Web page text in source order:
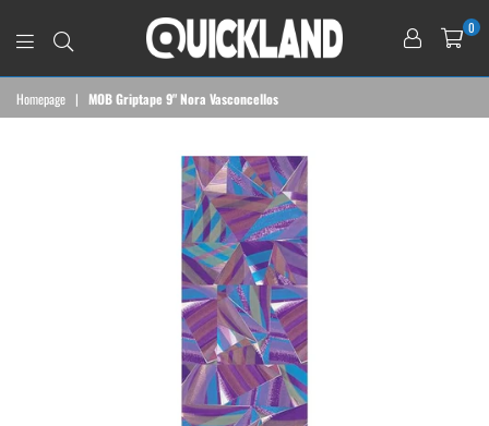
QUICKLAND
0
Homepage | MOB Griptape 9" Nora Vasconcellos